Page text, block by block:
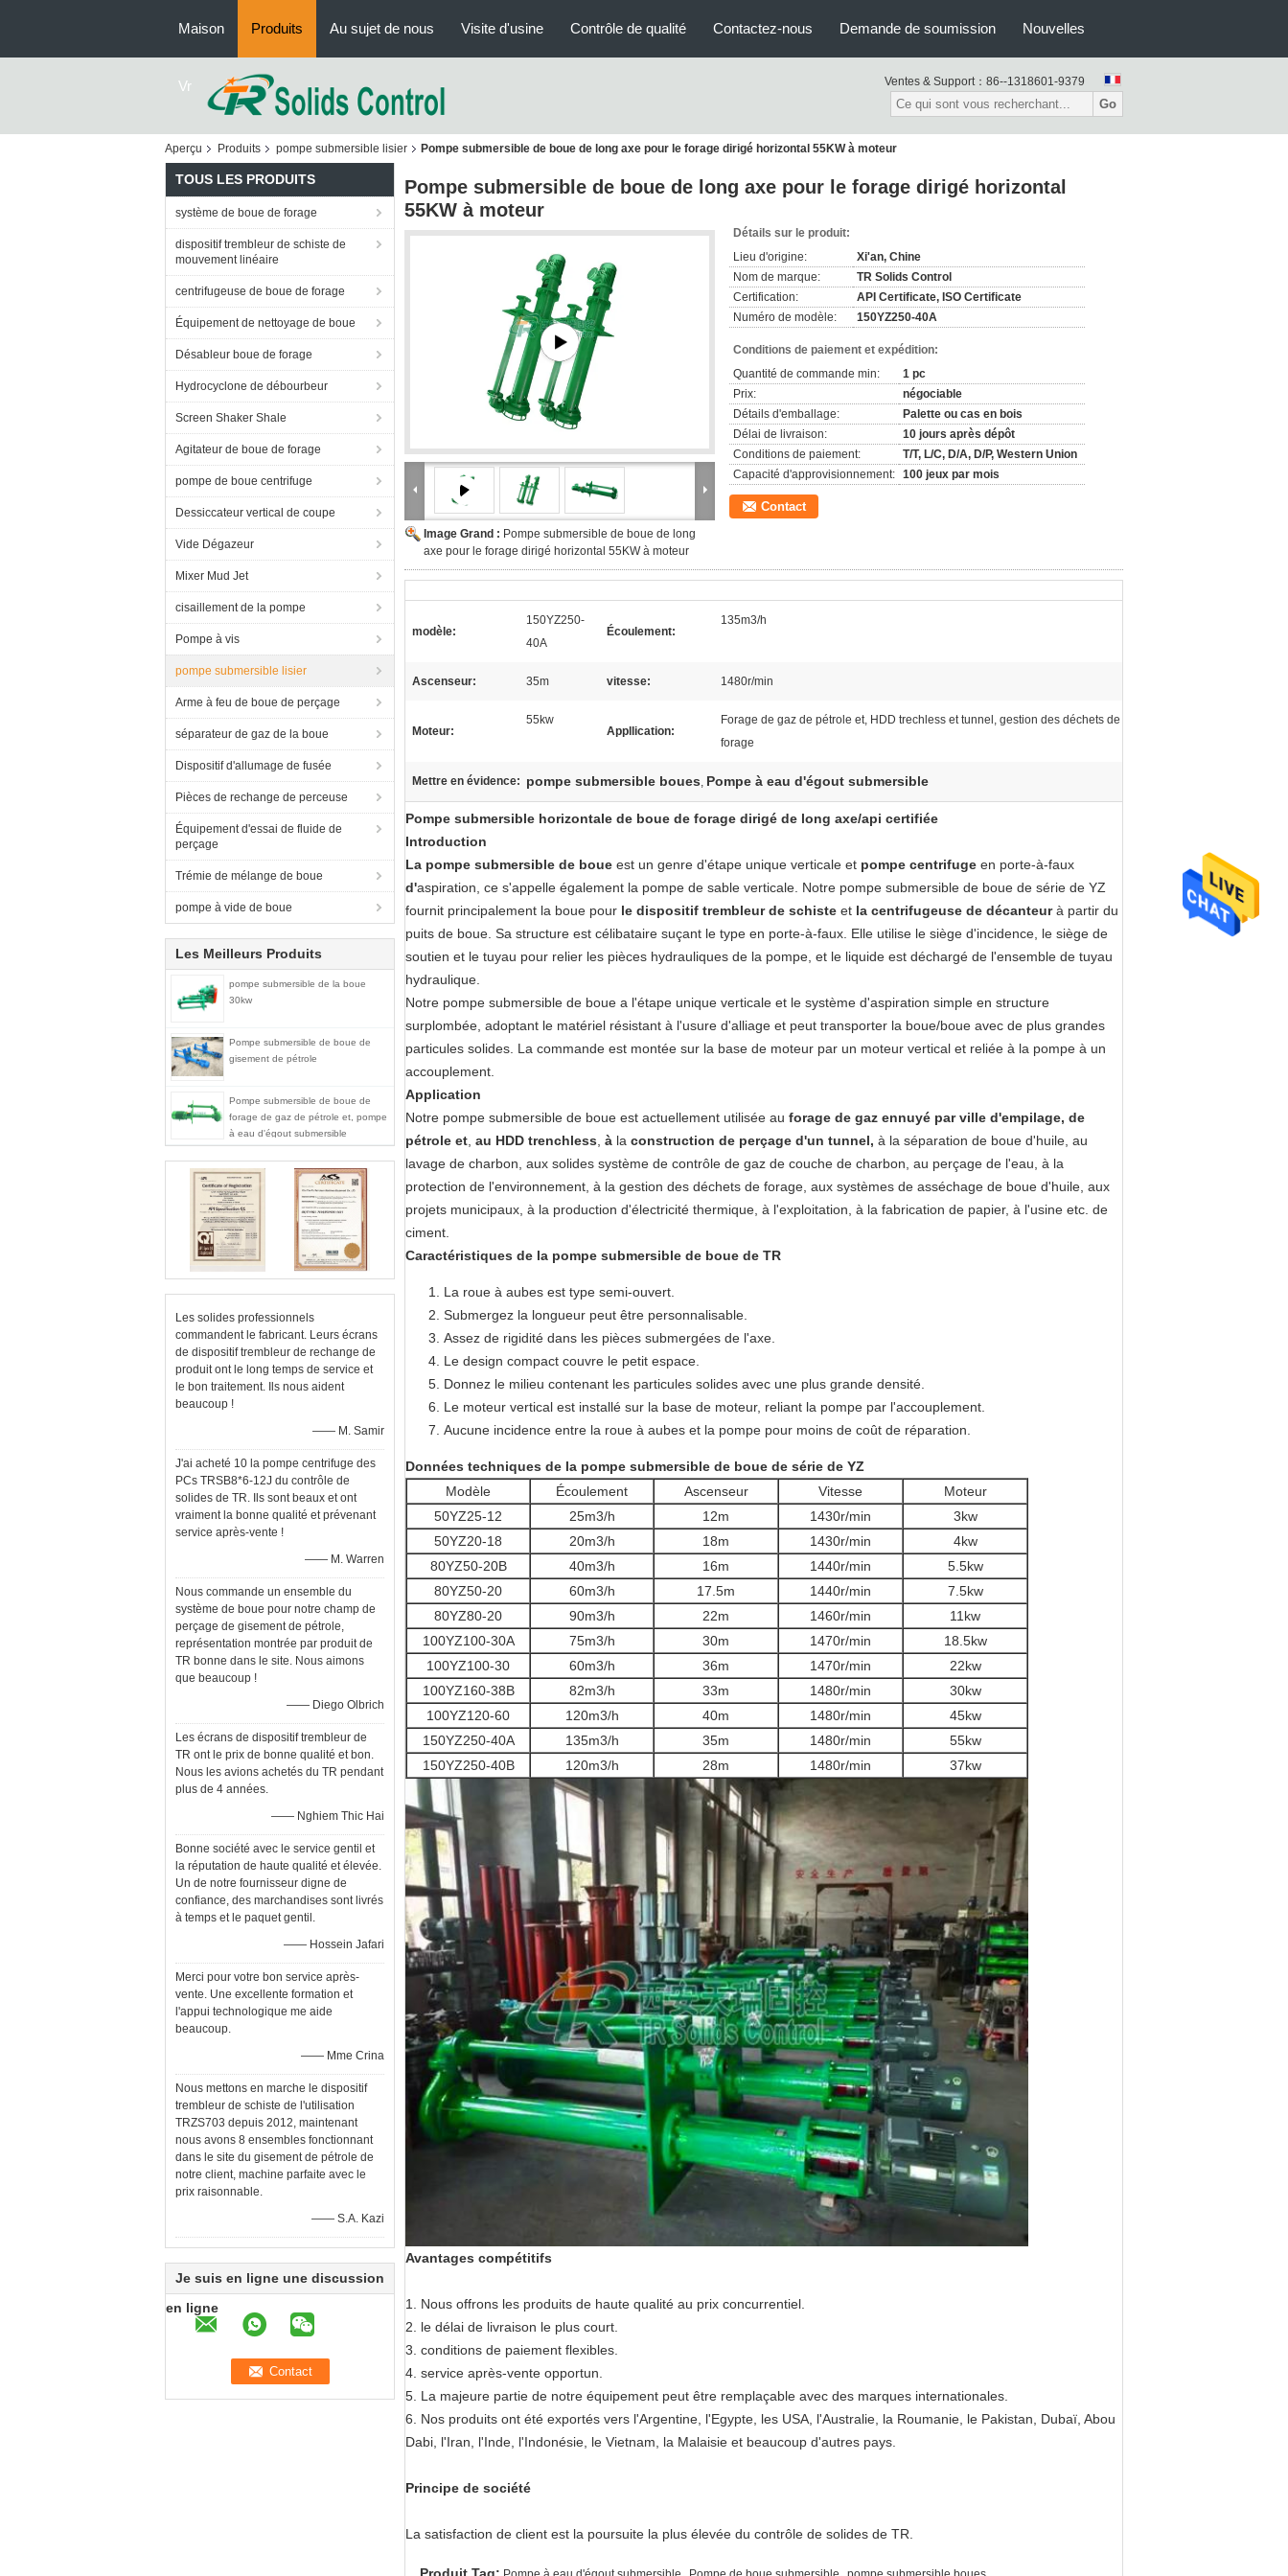
Maison Produits Au sujet de nous Visite d'usine Contrôle de qualité Contactez-nous Demande de soumission Nouvelles
Vr Ventes & Support： 86--1318601-9379
Go
Aperçu Produits pompe submersible lisier Pompe submersible de boue de long axe pour le forage dirigé horizontal 55KW à moteur
TOUS LES PRODUITS
système de boue de forage
dispositif trembleur de schiste de
mouvement linéaire
centrifugeuse de boue de forage
Équipement de nettoyage de boue
Désableur boue de forage
Hydrocyclone de débourbeur
Screen Shaker Shale
Agitateur de boue de forage
pompe de boue centrifuge
Dessiccateur vertical de coupe
Vide Dégazeur
Mixer Mud Jet
cisaillement de la pompe
Pompe à vis
pompe submersible lisier
Arme à feu de boue de perçage
séparateur de gaz de la boue
Dispositif d'allumage de fusée
Pièces de rechange de perceuse
Équipement d'essai de fluide de
perçage
Trémie de mélange de boue
pompe à vide de boue
Les Meilleurs Produits
pompe submersible de la boue
30kw
Pompe submersible de boue de
gisement de pétrole
Pompe submersible de boue de
forage de gaz de pétrole et, pompe
à eau d'égout submersible
électrique
Les solides professionnels
commandent le fabricant. Leurs écrans
de dispositif trembleur de rechange de
produit ont le long temps de service et
le bon traitement. Ils nous aident
beaucoup !
—— M. Samir
J'ai acheté 10 la pompe centrifuge des
PCs TRSB8*6-12J du contrôle de
solides de TR. Ils sont beaux et ont
vraiment la bonne qualité et prévenant
service après-vente !
—— M. Warren
Nous commande un ensemble du
système de boue pour notre champ de
perçage de gisement de pétrole,
représentation montrée par produit de
TR bonne dans le site. Nous aimons
que beaucoup !
—— Diego Olbrich
Les écrans de dispositif trembleur de
TR ont le prix de bonne qualité et bon.
Nous les avions achetés du TR pendant
plus de 4 années.
—— Nghiem Thic Hai
Bonne société avec le service gentil et
la réputation de haute qualité et élevée.
Un de notre fournisseur digne de
confiance, des marchandises sont livrés
à temps et le paquet gentil.
—— Hossein Jafari
Merci pour votre bon service après-
vente. Une excellente formation et
l'appui technologique me aide
beaucoup.
—— Mme Crina
Nous mettons en marche le dispositif
trembleur de schiste de l'utilisation
TRZS703 depuis 2012, maintenant
nous avons 8 ensembles fonctionnant
dans le site du gisement de pétrole de
notre client, machine parfaite avec le
prix raisonnable.
—— S.A. Kazi
Je suis en ligne une discussion
en ligne
Pompe submersible de boue de long axe pour le forage dirigé horizontal
55KW à moteur
Image Grand : Pompe submersible de boue de long
axe pour le forage dirigé horizontal 55KW à moteur
Détails sur le produit:
Lieu d'origine:
Xi'an, Chine
Nom de marque:
TR Solids Control
Certification:
API Certificate, ISO Certificate
Numéro de modèle:
150YZ250-40A
Conditions de paiement et expédition:
Quantité de commande min:
1 pc
Prix:
négociable
Détails d'emballage:
Palette ou cas en bois
Délai de livraison:
10 jours après dépôt
Conditions de paiement:
T/T, L/C, D/A, D/P, Western Union
Capacité d'approvisionnement: 100 jeux par mois
Contact
modèle:
150YZ250-
40A
Écoulement:
135m3/h
Ascenseur: 35m vitesse: 1480r/min
Moteur:
55kw
Appllication:
Forage de gaz de pétrole et, HDD trechless et tunnel, gestion des déchets de
forage
Mettre en évidence: pompe submersible boues, Pompe à eau d'égout submersible
Pompe submersible horizontale de boue de forage dirigé de long axe/api certifiée
Introduction
La pompe submersible de boue est un genre d'étape unique verticale et pompe centrifuge en porte-à-faux
d'aspiration, ce s'appelle également la pompe de sable verticale. Notre pompe submersible de boue de série de YZ
fournit principalement la boue pour le dispositif trembleur de schiste et la centrifugeuse de décanteurà partir du
puits de boue. Sa structure est célibataire suçant le type en porte-à-faux. Elle utilise le siège d'incidence, le siège de
soutien et le tuyau pour relier les pièces hydrauliques de la pompe, et le liquide est déchargé de l'ensemble de tuyau
hydraulique.
Notre pompe submersible de boue a l'étape unique verticale et le système d'aspiration simple en structure
surplombée, adoptant le matériel résistant à l'usure d'alliage et peut transporter la boue/boue avec de plus grandes
particules solides. La commande est montée sur la base de moteur par un moteur vertical et reliée à la pompe à un
accouplement.
Application
Notre pompe submersible de boue est actuellement utilisée au forage de gaz ennuyé par ville d'empilage, de
pétrole et au HDD trenchless à la construction de perçage d'un tunnel, à la séparation de boue d'huile, au
lavage de charbon, aux solides système de contrôle de gaz de couche de charbon, au perçage de l'eau, à la
protection de l'environnement, à la gestion des déchets de forage, aux systèmes de asséchage de boue d'huile, aux
projets municipaux, à la production d'électricité thermique, à l'exploitation, à la fabrication de papier, à l'usine etc. de
ciment
Caractéristiques de la pompe submersible de boue de TR
La roue à aubes est type semi-ouvert.
Submergez la longueur peut être personnalisable.
Assez de rigidité dans les pièces submergées de l'axe.
Le design compact couvre le petit espace.
Donnez le milieu contenant les particules solides avec une plus grande densité.
Le moteur vertical est installé sur la base de moteur, reliant la pompe par l'accouplement.
Aucune incidence entre la roue à aubes et la pompe pour moins de coût de réparation.
Données techniques de la pompe submersible de boue de série de YZ
Modèle
Écoulement Ascenseur Vitesse
Moteur
50YZ25-12
25m3/h 12m 1430r/min
3kw
50YZ20-18
20m3/h 18m 1430r/min
4kw
80YZ50-20B
40m3/h 16m 1440r/min
5.5kw
80YZ50-20
60m3/h 17.5m 1440r/min
7.5kw
80YZ80-20
90m3/h 22m 1460r/min
11kw
100YZ100-30A
75m3/h 30m 1470r/min
18.5kw
100YZ100-30
60m3/h 36m 1470r/min
22kw
100YZ160-38B
82m3/h 33m 1480r/min
30kw
100YZ120-60
120m3/h 40m 1480r/min
45kw
150YZ250-40A
135m3/h 35m 1480r/min
55kw
150YZ250-40B
120m3/h 28m 1480r/min 37kw
Avantages compétitifs
1. Nous offrons les produits de haute qualité au prix concurrentiel.
2. le délai de livraison le plus court.
3. conditions de paiement flexibles.
4. service après-vente opportun.
5. La majeure partie de notre équipement peut être remplaçable avec des marques internationales.
6. Nos produits ont été exportés vers l'Argentine, l'Egypte, les USA, l'Australie, la Roumanie, le Pakistan, Dubaï, Abou
Dabi, l'Iran, l'Inde, l'Indonésie, le Vietnam, la Malaisie et beaucoup d'autres pays.
Principe de société
La satisfaction de client est la poursuite la plus élevée du contrôle de solides de TR.
, ,